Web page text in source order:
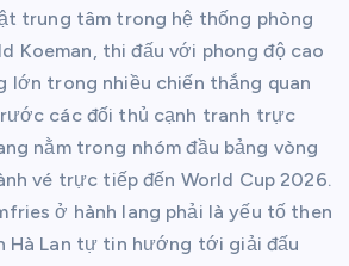
trung tâm trong hệ thống phòng
Koeman, thi đấu với phong độ cao
lớn trong nhiều chiến thắng quan
các đối thủ cạnh tranh trực
nằm trong nhóm đầu bảng vòng
vé trực tiếp đến World Cup 2026.
ở hành lang phải là yếu tố then
Hà Lan tự tin hướng tới giải đấu